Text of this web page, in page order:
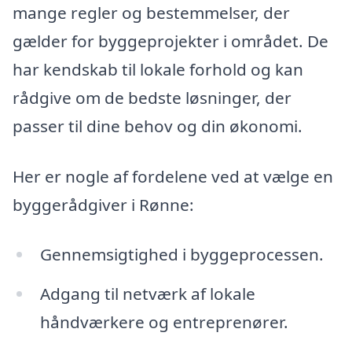
mange regler og bestemmelser, der
gælder for byggeprojekter i området. De
har kendskab til lokale forhold og kan
rådgive om de bedste løsninger, der
passer til dine behov og din økonomi.
Her er nogle af fordelene ved at vælge en
byggerådgiver i Rønne:
Gennemsigtighed i byggeprocessen.
Adgang til netværk af lokale
håndværkere og entreprenører.